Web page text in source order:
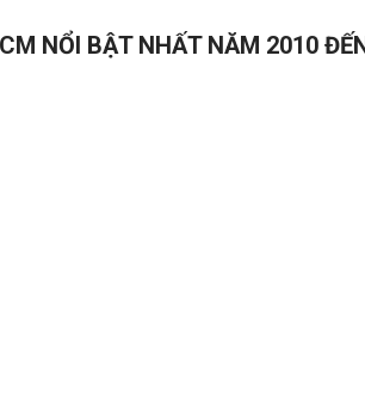
NỔI BẬT NHẤT NĂM 2010